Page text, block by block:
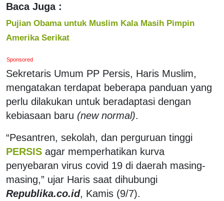
Baca Juga :
Pujian Obama untuk Muslim Kala Masih Pimpin
Amerika Serikat
Sponsored
Sekretaris Umum PP Persis, Haris Muslim,
mengatakan terdapat beberapa panduan yang
perlu dilakukan untuk beradaptasi dengan
kebiasaan baru (new normal).
“Pesantren, sekolah, dan perguruan tinggi
PERSIS agar memperhatikan kurva
penyebaran virus covid 19 di daerah masing-
masing,” ujar Haris saat dihubungi
Republika.co.id, Kamis (9/7).